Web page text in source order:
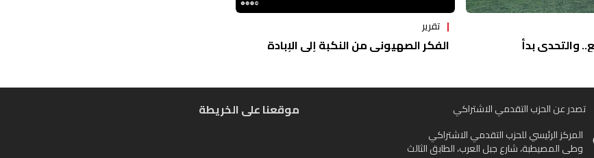
والتحدي بدأ
تقرير
الفكر الصهيوني من النكبة إلى الإبادة
تصدر عن الحزب التقدمي الاشتراكي
المركز الرئيسي للحزب التقدمي الاشتراكي
وطى المصيطبة، شارع جبل العرب، الطابق الثالث
موقعنا على الخريطة